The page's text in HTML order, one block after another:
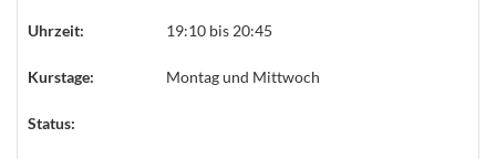
Uhrzeit: 19:10 bis 20:45
Kurstage: Montag und Mittwoch
Status: